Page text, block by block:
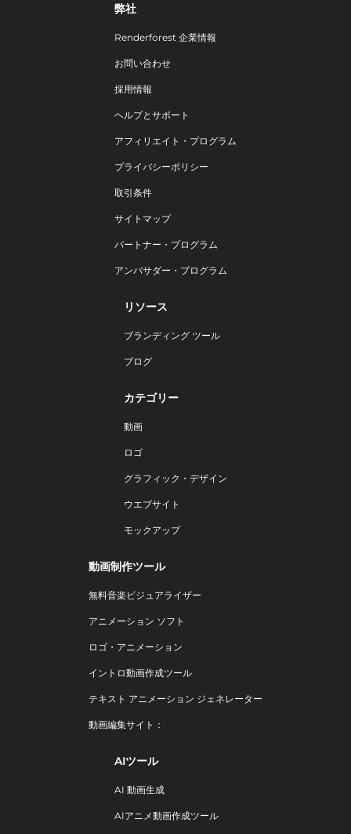
弊社
Renderforest 企業情報
お問い合わせ
採用情報
ヘルプとサポート
アフィリエイト・プログラム
プライバシーポリシー
取引条件
サイトマップ
パートナー・プログラム
アンバサダー・プログラム
リソース
ブランディング ツール
ブログ
カテゴリー
動画
ロゴ
グラフィック・デザイン
ウエブサイト
モックアップ
動画制作ツール
無料音楽ビジュアライザー
アニメーション ソフト
ロゴ・アニメーション
イントロ動画作成ツール
テキスト アニメーション ジェネレーター
動画編集サイト：
AIツール
AI 動画生成
AIアニメ動画作成ツール